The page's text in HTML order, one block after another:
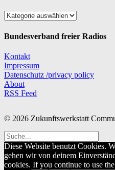
Themen
Kongresse
Bundesverband freier Radios
Kontakt
Impressum
Datenschutz /privacy policy
About
RSS Feed
© 2026 Zukunftswerkstatt
Diese Website benutzt Cookies.
gehen wir von deinem
cookies. If you continue to use